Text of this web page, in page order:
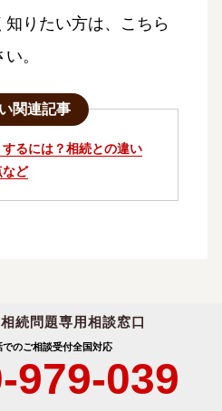
続問題専用相談窓口
でのご相談受付全国対応
979-039
りたい方は、こちら
。
関連記事
るには？相続との違い
など
どのくらいの割合